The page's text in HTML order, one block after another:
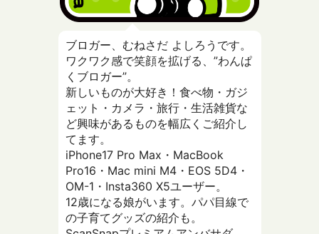
ブロガー、むねさだ よしろうです。
ワクワク感で笑顔を拡げる、”わんぱ
くブロガー”。
新しいものが大好き！食べ物・ガジ
ェット・カメラ・旅行・生活雑貨な
ど興味があるものを幅広くご紹介し
てます。
iPhone17 Pro Max・MacBook
Pro16・Mac mini M4・EOS 5D4・
OM-1・Insta360 X5ユーザー。
12歳になる娘がいます。パパ目線で
の子育てグッズの紹介も。